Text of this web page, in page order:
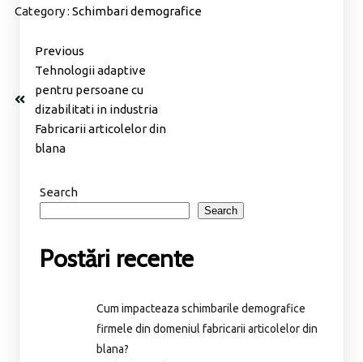
Category : Schimbari demografice
Previous
Tehnologii adaptive
pentru persoane cu
dizabilitati in industria
Fabricarii articolelor din
blana
Search
Search
Postări recente
Cum impacteaza schimbarile demografice
firmele din domeniul fabricarii articolelor din
blana?